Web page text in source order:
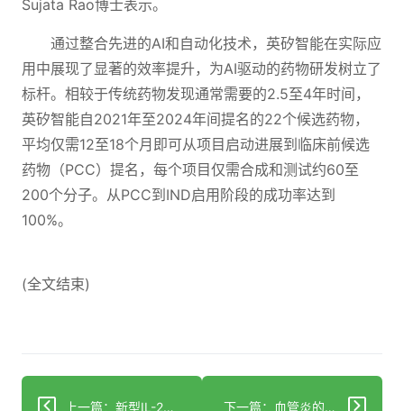
Sujata Rao博士表示。
通过整合先进的AI和自动化技术，英矽智能在实际应
用中展现了显著的效率提升，为AI驱动的药物研发树立了
标杆。相较于传统药物发现通常需要的2.5至4年时间，
英矽智能自2021年至2024年间提名的22个候选药物，
平均仅需12至18个月即可从项目启动进展到临床前候选
药物（PCC）提名，每个项目仅需合成和测试约60至
200个分子。从PCC到IND启用阶段的成功率达到
100%。
(全文结束)
上一篇：新型IL-2调节剂在特应性皮炎治疗中展现“革命性”机制 下一篇：血管炎的在研药物